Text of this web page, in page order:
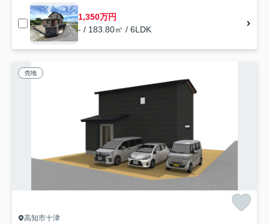
1,350万円
- / 183.80㎡ / 6LDK
売地
高知市十津